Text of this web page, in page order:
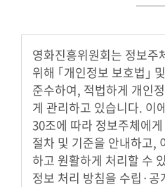
영화진흥위원회는 정보주
위해 ｢개인정보 보호법｣
준수하여, 적법하게 개인
게 관리하고 있습니다. 이
30조에 따라 정보주체에
절차 및 기준을 안내하고,
하고 원활하게 처리할 수
정보 처리 방침을 수립·공